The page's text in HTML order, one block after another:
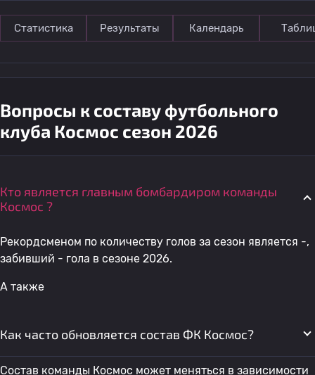
Статистика Результаты Календарь
Вопросы к составу футбольного
клуба Космос сезон 2026
Кто является главным бомбардиром команды
Космос ?
Рекордсменом по количеству голов за сезон является -,
забивший - гола в сезоне 2026.
А также
Как часто обновляется состав ФК Космос?
Состав команды Космос может меняться в зависимости